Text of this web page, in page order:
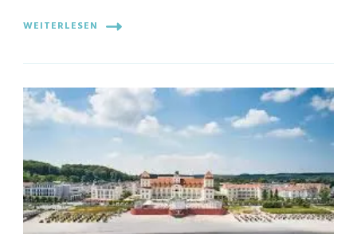
WEITERLESEN